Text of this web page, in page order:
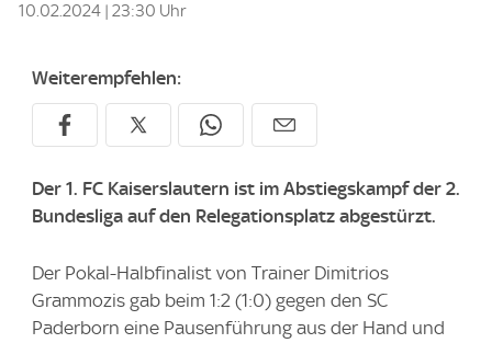
10.02.2024 | 23:30 Uhr
Weiterempfehlen:
Der 1. FC Kaiserslautern ist im Abstiegskampf der 2.
Bundesliga auf den Relegationsplatz abgestürzt.
Der Pokal-Halbfinalist von Trainer Dimitrios
Grammozis gab beim 1:2 (1:0) gegen den SC
Paderborn eine Pausenführung aus der Hand und